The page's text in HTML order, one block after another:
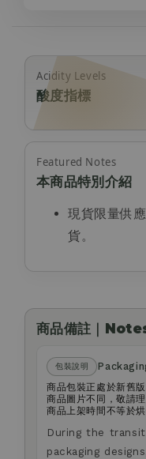
Acidity Levels
酸度指標
Featured Notes
本商品特別介紹
現貨限量供
貨。
商品備註｜
包裝說明
商品包裝正處於新舊
商品圖片不同，敬請理
商品上架時間不等於
During the
packaging